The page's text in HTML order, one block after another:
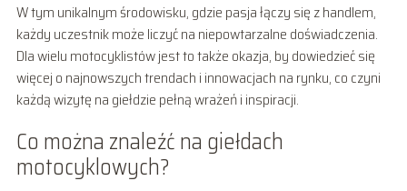
W tym unikalnym środowisku, gdzie pasja łączy się z handlem,
każdy uczestnik może liczyć na niepowtarzalne doświadczenia.
Dla wielu motocyklistów jest to także okazja, by dowiedzieć się
więcej o najnowszych trendach i innowacjach na rynku, co czyni
każdą wizytę na giełdzie pełną wrażeń i inspiracji.
Co można znaleźć na giełdach
motocyklowych?